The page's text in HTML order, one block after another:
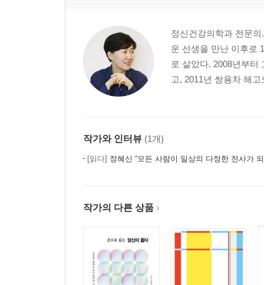
정신건강의학과 전문
운 선생을 만난 이후로
로 살았다. 2008년부터
고, 2011년 쌍용차 해
작가와 인터뷰 (1개)
[읽다] 정혜신 “모든 사람이 일상의 다정한 전사가
작가의 다른 상품